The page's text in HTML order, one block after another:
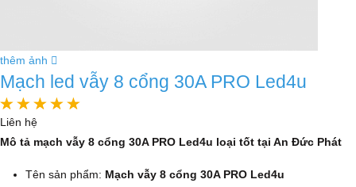
thêm ảnh
Mạch led vẫy 8 cổng 30A PRO Led4u
Liên hệ
Mô tả mạch vẫy 8 cổng 30A PRO Led4u loại tốt tại An Đức Phát
Tên sản phẩm: Mạch vẫy 8 cổng 30A PRO Led4u